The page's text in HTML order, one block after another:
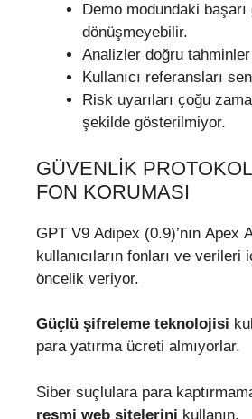
Demo modundaki
dönüşmeyebilir.
Analizler doğru
Kullanıcı referansları
Risk uyarıları çoğu
şekilde gösterilmiyor.
GÜVENLIK
FON KORUMASI
GPT V9 Adipex (0.9)’nın Apex
kullanıcıların fonları ve verileri
öncelik veriyor.
Güçlü şifreleme teknolojisi
para yatırma ücreti almıyorlar.
Siber suçlulara para
resmi web sitelerini kullanın.